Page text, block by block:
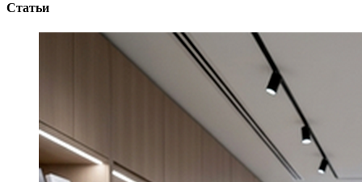
Статьи